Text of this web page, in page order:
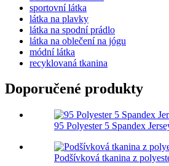
sportovní látka
látka na plavky
látka na spodní prádlo
látka na oblečení na jógu
módní látka
recyklovaná tkanina
Doporučené produkty
95 Polyester 5 Spandex
Podšívková tkanina z